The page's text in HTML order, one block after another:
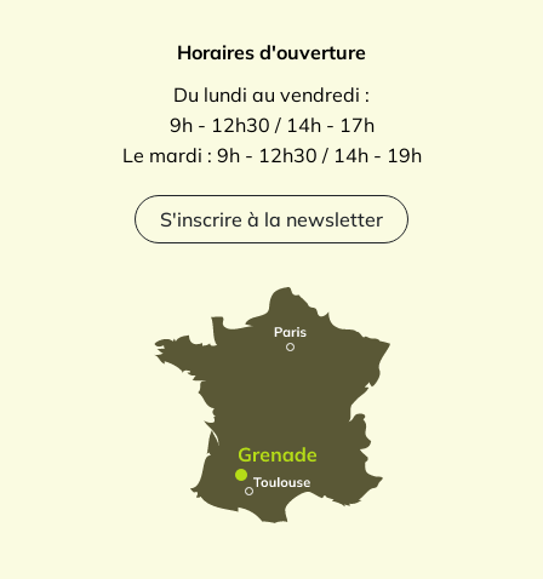
Horaires d'ouverture
Du lundi au vendredi :
9h - 12h30 / 14h - 17h
Le mardi : 9h - 12h30 / 14h - 19h
S'inscrire à la newsletter